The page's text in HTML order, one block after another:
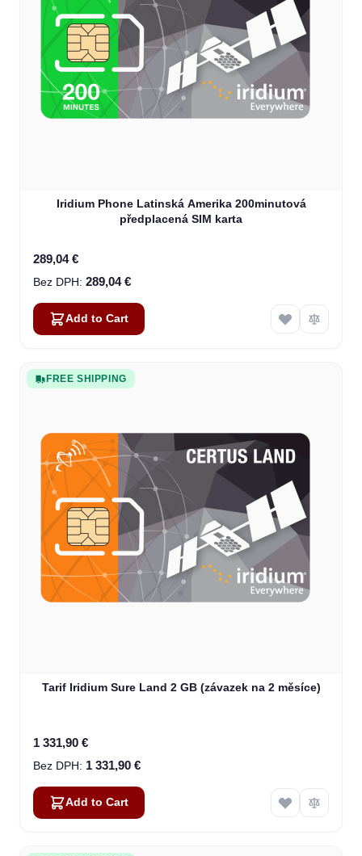
Iridium Phone Latinská Amerika 200minutová
předplacená SIM karta
289,04 €
289,04 €
Add to Cart
FREE SHIPPING
Tarif Iridium Sure Land 2 GB (závazek na 2 měsíce)
1 331,90 €
1 331,90 €
Add to Cart